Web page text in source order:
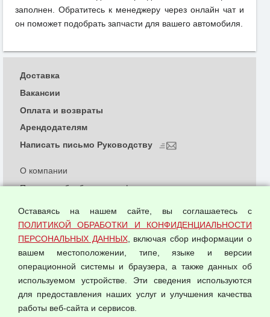
заполнен. Обратитесь к менеджеру через онлайн чат и
он поможет подобрать запчасти для вашего автомобиля.
© 2026 ООО "Феникс"
О компании
Политика обработки и конфиденциальности
Согласием на обработку персональных данных
Оферта оптовой купли-продажи
Публичная оферта
Доставка
Вакансии
Оплата и возвраты
Арендодателям
Написать письмо Руководству
Оставаясь на нашем сайте, вы соглашаетесь с
ПОЛИТИКОЙ ОБРАБОТКИ И КОНФИДЕНЦИАЛЬНОСТИ
ПЕРСОНАЛЬНЫХ ДАННЫХ, включая сбор информации о
вашем местоположении, типе, языке и версии
операционной системы и браузера, а также данных об
используемом устройстве. Эти сведения используются
для предоставления наших услуг и улучшения качества
работы веб-сайта и сервисов.